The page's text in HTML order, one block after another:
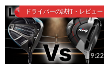
ドライバーの試打・レビュー
9:22